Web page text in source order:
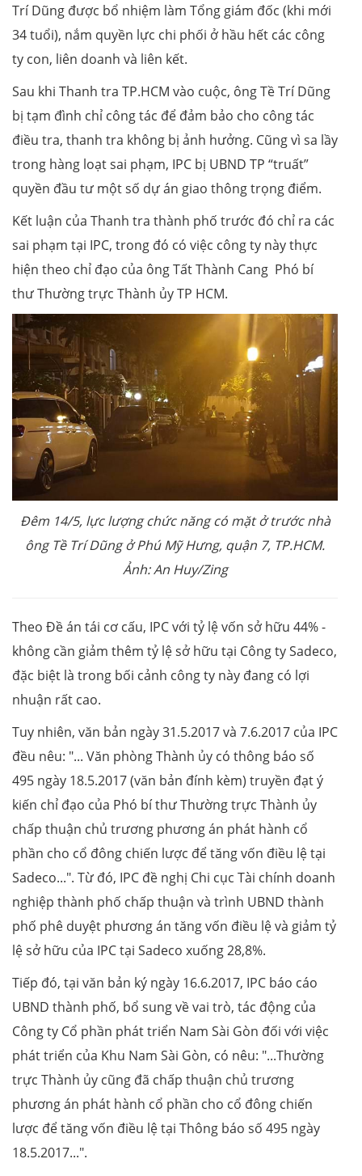
Trí Dũng được bổ nhiệm làm Tổng giám đốc (khi mới
34 tuổi), nắm quyền lực chi phối ở hầu hết các công
ty con, liên doanh và liên kết.
Sau khi Thanh tra TP.HCM vào cuộc, ông Tề Trí Dũng
bị tạm đình chỉ công tác để đảm bảo cho công tác
điều tra, thanh tra không bị ảnh hưởng. Cũng vì sa lầy
trong hàng loạt sai phạm, IPC bị UBND TP “truất”
quyền đầu tư một số dự án giao thông trọng điểm.
Kết luận của Thanh tra thành phố trước đó chỉ ra các
sai phạm tại IPC, trong đó có việc công ty này thực
hiện theo chỉ đạo của ông Tất Thành Cang Phó bí
thư Thường trực Thành ủy TP HCM.
Đêm 14/5, lực lượng chức năng có mặt ở trước nhà
ông Tề Trí Dũng ở Phú Mỹ Hưng, quận 7, TP.HCM.
Ảnh: An Huy/Zing
Theo Đề án tái cơ cấu, IPC với tỷ lệ vốn sở hữu 44% -
không cần giảm thêm tỷ lệ sở hữu tại Công ty Sadeco,
đặc biệt là trong bối cảnh công ty này đang có lợi
nhuận rất cao.
Tuy nhiên, văn bản ngày 31.5.2017 và 7.6.2017 của IPC
đều nêu: "... Văn phòng Thành ủy có thông báo số
495 ngày 18.5.2017 (văn bản đính kèm) truyền đạt ý
kiến chỉ đạo của Phó bí thư Thường trực Thành ủy
chấp thuận chủ trương phương án phát hành cổ
phần cho cổ đông chiến lược để tăng vốn điều lệ tại
Sadeco...". Từ đó, IPC đề nghị Chi cục Tài chính doanh
nghiệp thành phố chấp thuận và trình UBND thành
phố phê duyệt phương án tăng vốn điều lệ và giảm tỷ
lệ sở hữu của IPC tại Sadeco xuống 28,8%.
Tiếp đó, tại văn bản ký ngày 16.6.2017, IPC báo cáo
UBND thành phố, bổ sung về vai trò, tác động của
Công ty Cổ phần phát triển Nam Sài Gòn đối với việc
phát triển của Khu Nam Sài Gòn, có nêu: "...Thường
trực Thành ủy cũng đã chấp thuận chủ trương
phương án phát hành cổ phần cho cổ đông chiến
lược để tăng vốn điều lệ tại Thông báo số 495 ngày
18.5.2017...".